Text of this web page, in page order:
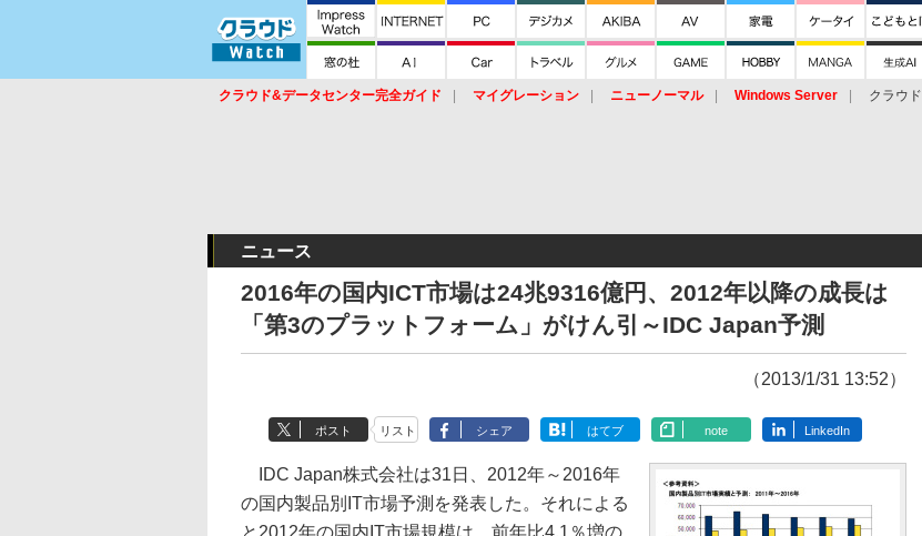
クラウド&データセンター完全ガイド マイグレーション ニューノーマル Windows Server クラウド
ニュース
2016年の国内ICT市場は24兆9316億円、2012年以降の成長は
「第3のプラットフォーム」がけん引～IDC Japan予測
（2013/1/31 13:52）
ポスト リスト シェア はてブ note LinkedIn
IDC Japan株式会社は31日、2012年～2016年
の国内製品別IT市場予測を発表した。それによる
と2012年の国内IT市場規模は、前年比4.1％増の